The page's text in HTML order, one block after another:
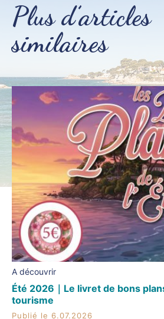
Plus d’articles
similaires
A découvrir
Été 2026｜Le livret de bons
tourisme
Publié le 6.07.2026